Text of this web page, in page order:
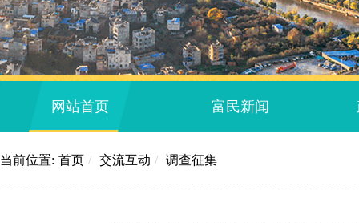
网站首页 富民新闻
当前位置: 首页 / 交流互动 / 调查征集